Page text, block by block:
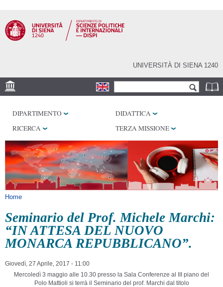
contenuto
principale
UNIVERSITÀ DI SIENA 1240
Form di ricerca
LABORATORI
BIBLIOTECHE
SERVIZI
DIPARTIMENTO
DIDATTICA
RICERCA
TERZA MISSIONE
Tu sei qui
Home
Seminario del Prof. Michele Marchi:
“IN ATTESA DEL NUOVO
MONARCA REPUBBLICANO”.
Giovedì, 27 Aprile, 2017 - 11:00
Mercoledì 3 maggio alle 10.30 presso la Sala Conferenze al III piano del
Polo Mattioli si terrà il Seminario del prof. Marchi dal titolo